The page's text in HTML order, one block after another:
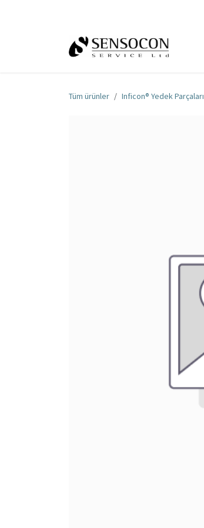
Tüm ürünler Inficon® Yedek Parçaları